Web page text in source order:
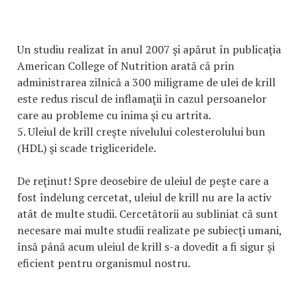
Un studiu realizat în anul 2007 şi apărut în publicaţia
American College of Nutrition arată că prin
administrarea zilnică a 300 miligrame de ulei de krill
este redus riscul de inflamaţii în cazul persoanelor
care au probleme cu inima şi cu artrita.
5. Uleiul de krill creşte nivelului colesterolului bun
(HDL) şi scade trigliceridele.
De reţinut! Spre deosebire de uleiul de peşte care a
fost îndelung cercetat, uleiul de krill nu are la activ
atât de multe studii. Cercetătorii au subliniat că sunt
necesare mai multe studii realizate pe subiecţi umani,
însă până acum uleiul de krill s-a dovedit a fi sigur şi
eficient pentru organismul nostru.